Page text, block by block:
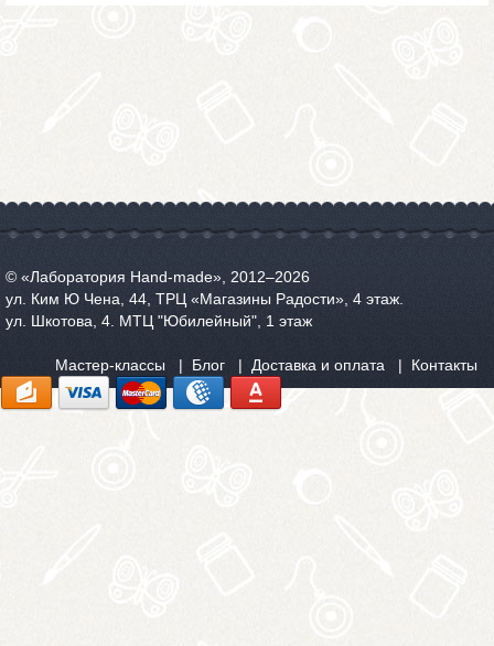
© «Лаборатория Hand-made», 2012‒2026
ул. Ким Ю Чена, 44, ТРЦ «Магазины Радости», 4 этаж.
ул. Шкотова, 4. МТЦ "Юбилейный", 1 этаж
Мастер-классы Блог Доставка и оплата Контакты